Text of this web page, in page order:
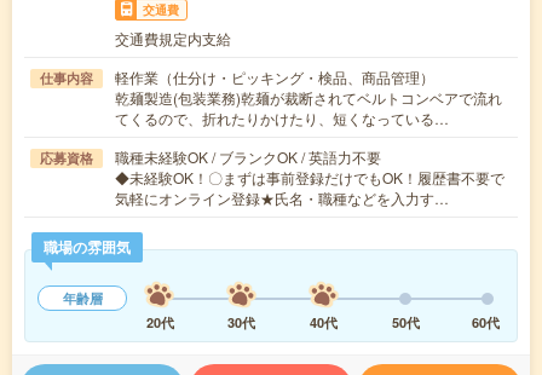
交通費
交通費規定内支給
仕事内容
軽作業（仕分け・ピッキング・検品、商品管理）
乾麺製造(包装業務)乾麺が裁断されてベルトコンベアで流れ
てくるので、折れたりかけたり、短くなっている…
応募資格
職種未経験OK / ブランクOK / 英語力不要
◆未経験OK！〇まずは事前登録だけでもOK！履歴書不要で
気軽にオンライン登録★氏名・職種などを入力す…
職場の雰囲気
年齢層
20代
30代 40代 50代 60代